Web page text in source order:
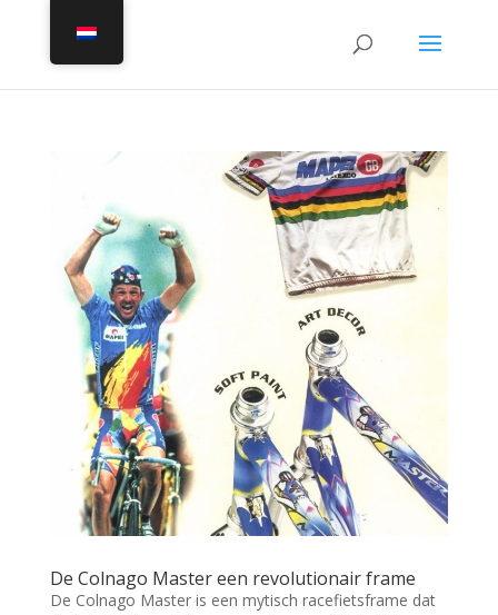
De Colnago Master een revolutionair frame
De Colnago Master is een mytisch racefietsframe dat